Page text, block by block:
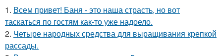
1. Всем привет! Баня - это наша страсть, но вот
таскаться по гостям как-то уже надоело.
2. Четыре народных средства для выращивания крепкой
рассады.